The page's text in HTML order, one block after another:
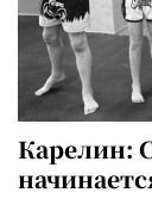
Карелин: